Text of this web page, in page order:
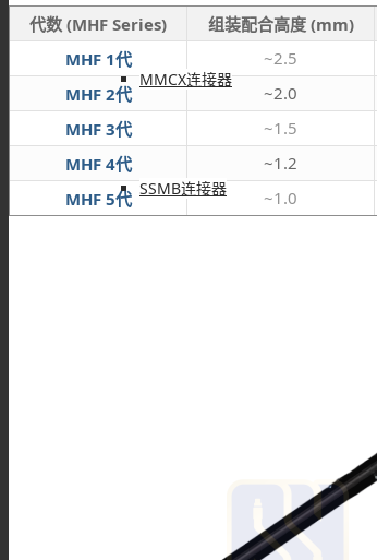
MMCX连接器
SSMB连接器
DIN7/16连接器
代数 (MHF Series) 组装配合高度 (mm)
MHF 1代
~2.5
MHF 2代
~2.0
MHF 3代
~1.5
MHF 4代
~1.2
MHF 5代
~1.0